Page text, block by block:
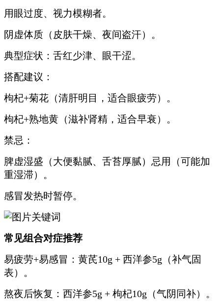
用眼过度、视力模糊者。
阴虚体质（皮肤干燥、夜间盗汗）。
典型症状：舌红少津、眼干涩。
搭配建议：
枸杞+菊花（清肝明目，适合眼疲劳）。
枸杞+熟地黄（滋补肾精，适合早衰）。
禁忌：
脾虚湿盛（大便黏腻、舌苔厚腻）忌用（可能加
重湿滞）。
感冒发热时暂停。
常见组合对症推荐
易疲劳+易感冒：黄芪10g + 西洋参5g（补气固
表）。
熬夜后恢复：西洋参5g + 枸杞10g（气阴同补）。